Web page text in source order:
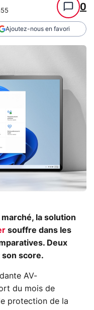
0
Ajoutez-nous en favori
marché, la solution
souffre dans les
Deux
score.
AV-
du mois de
protection de la